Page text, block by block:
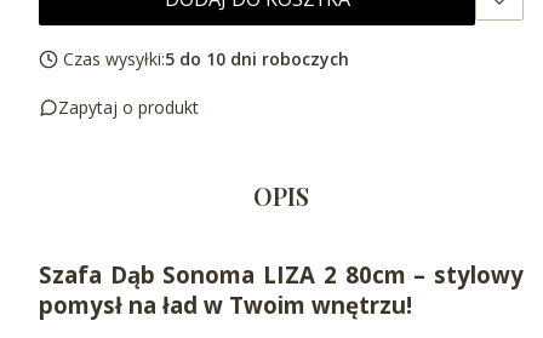
Czas wysyłki:5 do 10 dni roboczych
Zapytaj o produkt
OPIS
Szafa Dąb Sonoma LIZA 2 80cm – stylowy
pomysł na ład w Twoim wnętrzu!